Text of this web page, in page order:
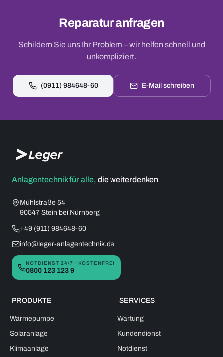
Reparatur anfragen
Schildern Sie uns Ihr Problem – wir helfen schnell und
unkompliziert.
(0911) 984648-60 E-Mail schreiben
Anlagentechnik für alle, die weiterdenken
Mühlstraße 54
90547 Stein bei Nürnberg
+49 (911) 984648-60
info@leger-anlagentechnik.de
NOTDIENST 24/7 · KOSTENFREI
0800 123 123 9
PRODUKTE
Wärmepumpe
Solaranlage
Klimaanlage
SERVICES
Wartung
Kundendienst
Notdienst